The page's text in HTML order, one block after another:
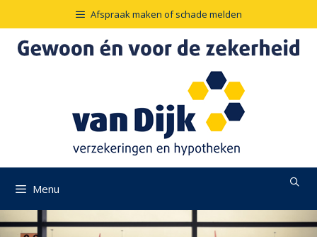
de
inhoud
Afspraak maken of schade melden
Menu